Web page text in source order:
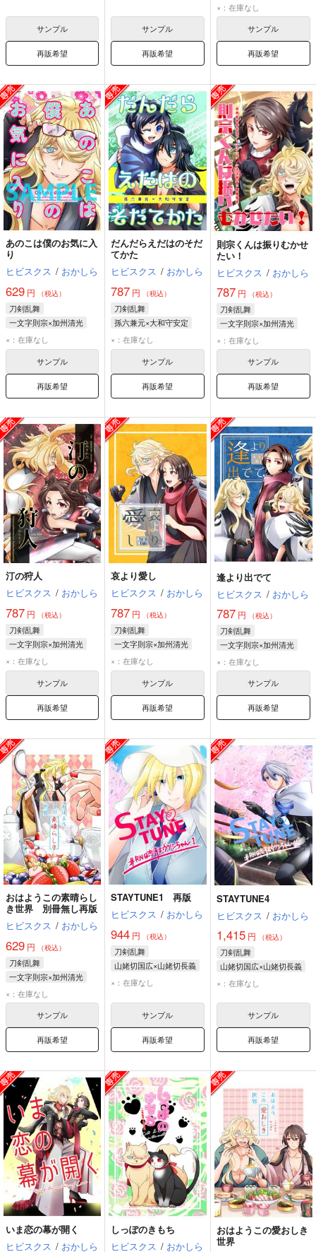
サンプル
再販希望
サンプル
再販希望
孫六兼元
×：在庫なし
サンプル
再販希望
あのこは僕のお気に入
り
ヒビスクス / おかしら
629 円 （税込）
刀剣乱舞
一文字則宗×加州清光
一文字則宗
×：在庫なし
サンプル
再販希望
だんだらえだはのそだ
てかた
ヒビスクス / おかしら
787 円 （税込）
刀剣乱舞
孫六兼元×大和守安定
孫六兼元
×：在庫なし
サンプル
再販希望
則宗くんは振りむかせ
たい！
ヒビスクス / おかしら
787円 （税込）
刀剣乱舞
一文字則宗×加州清光
一文字則宗
×：在庫なし
サンプル
再販希望
汀の狩人
ヒビスクス / おかしら
787 円 （税込）
刀剣乱舞
一文字則宗×加州清光
一文字則宗
×：在庫なし
サンプル
再販希望
哀より愛し
ヒビスクス / おかしら
787 円 （税込）
刀剣乱舞
一文字則宗×加州清光
一文字則宗
×：在庫なし
サンプル
再販希望
逢より出でて
ヒビスクス / おかしら
787円 （税込）
刀剣乱舞
一文字則宗×加州清光
一文字則宗
×：在庫なし
サンプル
再販希望
おはようこの素晴らし
き世界 別冊無し再版
ヒビスクス / おかしら
629 円 （税込）
刀剣乱舞
一文字則宗×加州清光
一文字則宗
×：在庫なし
サンプル
再販希望
STAYTUNE1 再版
ヒビスクス / おかしら
944 円 （税込）
刀剣乱舞
山姥切国広×山姥切長義
山姥切国広
×：在庫なし
サンプル
再販希望
STAYTUNE4
ヒビスクス / おかしら
1,415円 （税込）
刀剣乱舞
山姥切国広×山姥切長義
山姥切国広
×：在庫なし
サンプル
再販希望
いま恋の幕が開く
ヒビスクス / おかしら
しっぽのきもち
ヒビスクス / おかしら
おはようこの愛おしき
世界